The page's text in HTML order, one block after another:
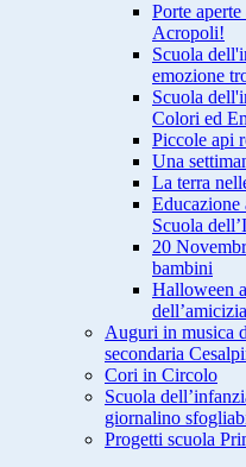
Porte
Acropoli!
Scuola
emozione
Scuola
Colori ed
Piccole api
Una
La terra
Educazione
Scuola
20
bambini
Halloween
dell’amicizia
Auguri in musica
secondaria
Cori in Circolo
Scuola
giornalino
Progetti scuola